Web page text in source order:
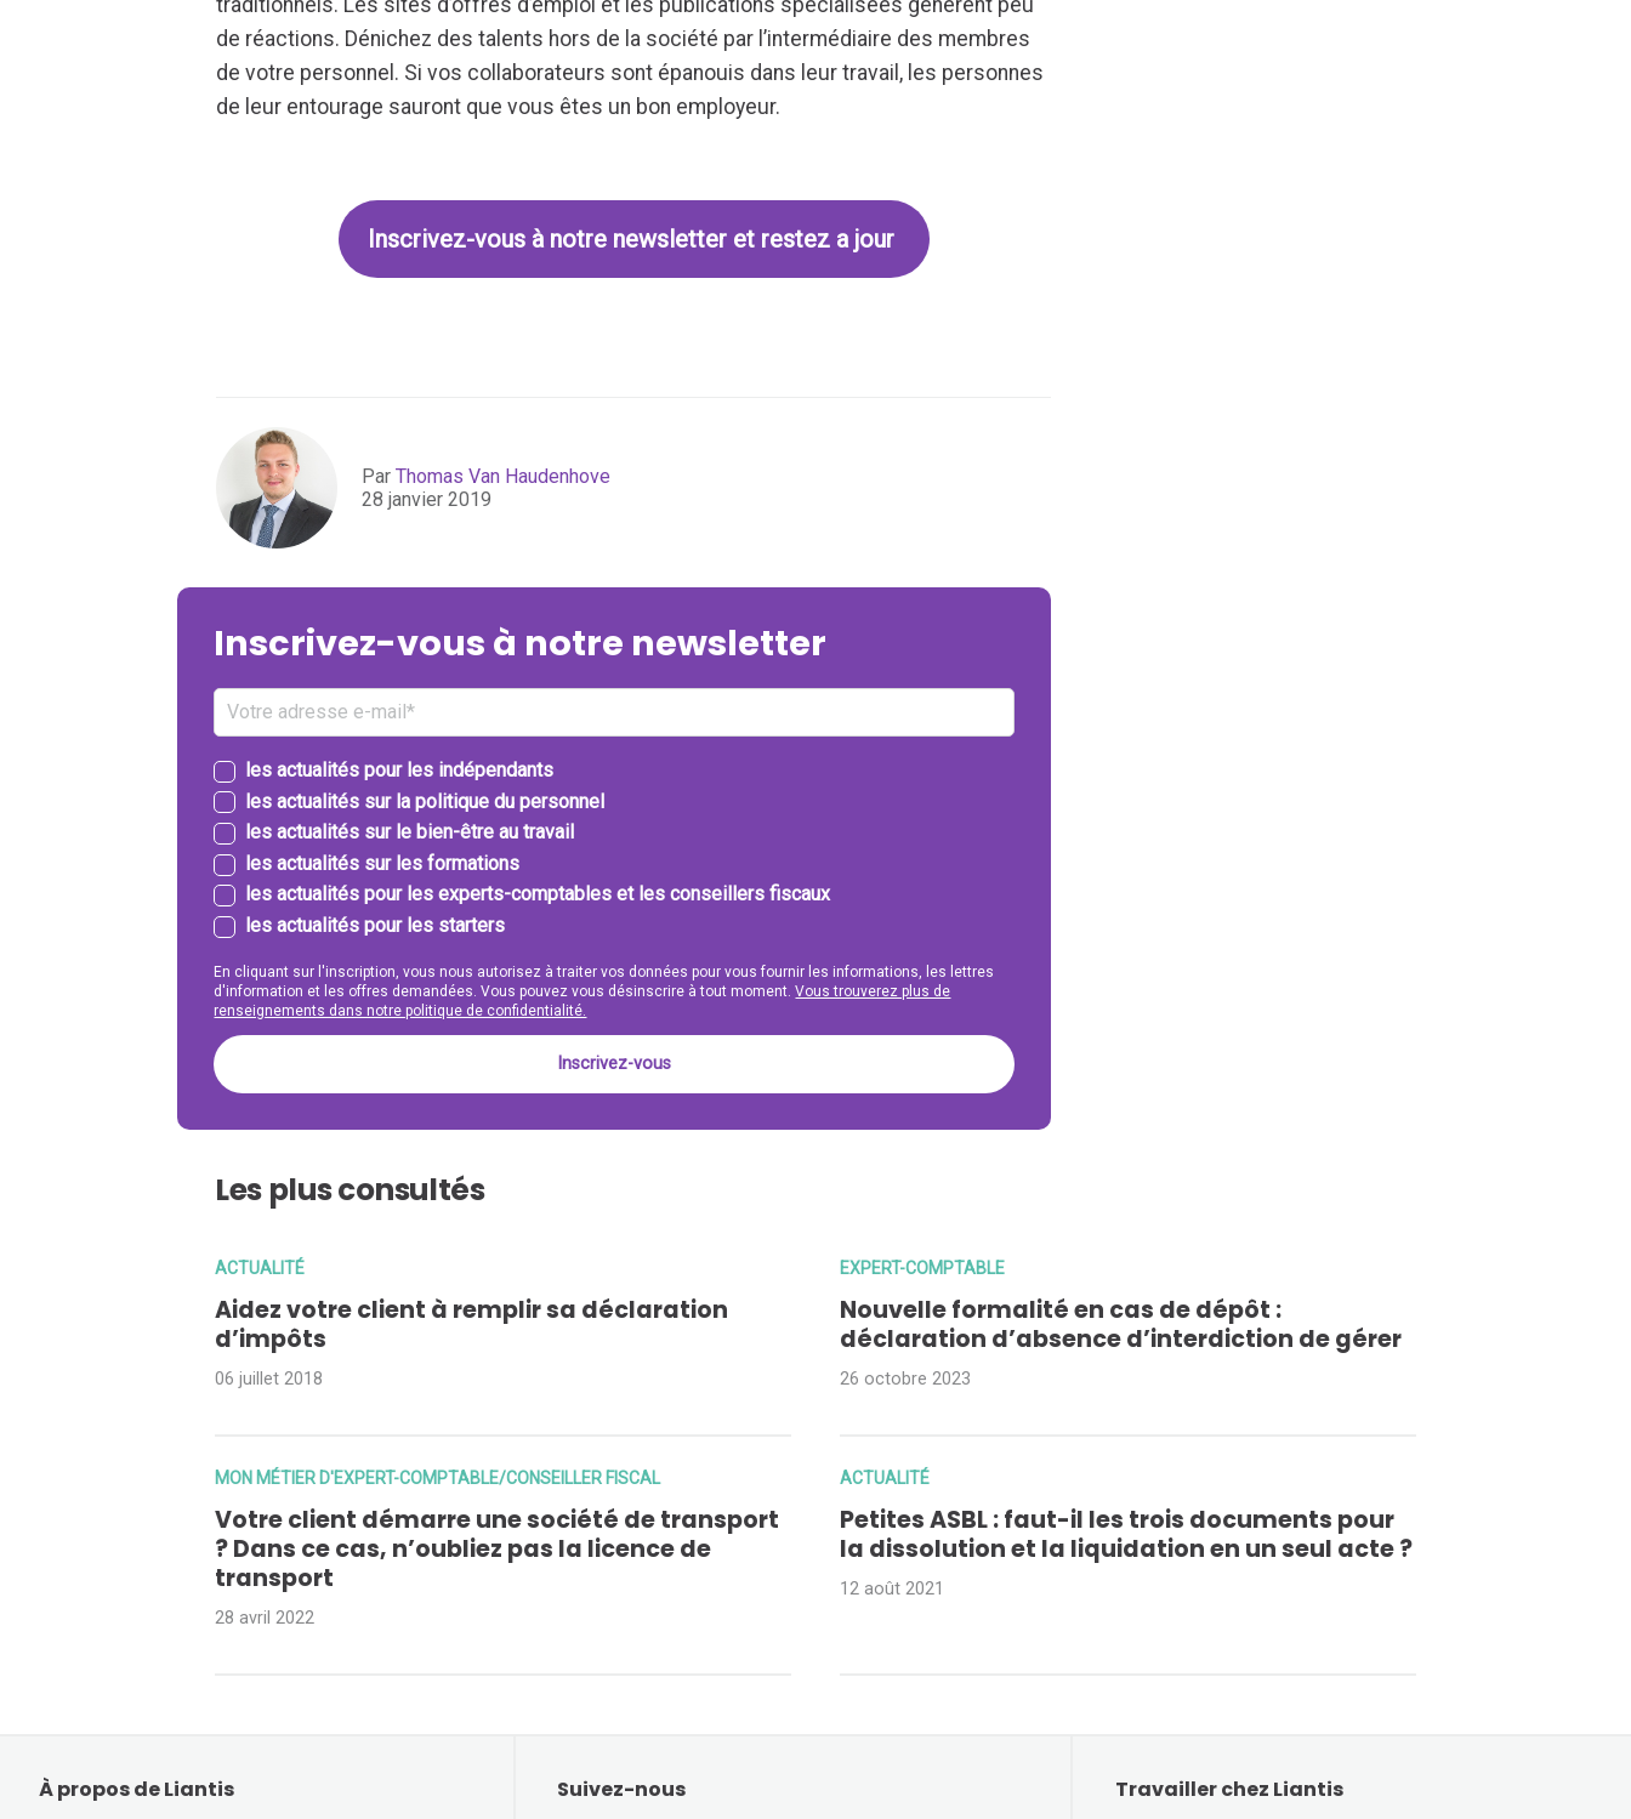
de réactions. Dénichez des talents hors de la société par l’intermédiaire des membres
de votre personnel. Si vos collaborateurs sont épanouis dans leur travail, les personnes
de leur entourage sauront que vous êtes un bon employeur.
Inscrivez-vous à notre newsletter et restez a jour
ParThomas Van Haudenhove
28 janvier 2019
Inscrivez-vous à notre newsletter
les actualités pour les indépendants
les actualités sur la politique du personnel
les actualités sur le bien-être au travail
les actualités sur les formations
les actualités pour les experts-comptables et les conseillers fiscaux
les actualités pour les starters
En cliquant sur l'inscription, vous nous autorisez à traiter vos données pour vous fournir les informations, les lettres
d'information et les offres demandées. Vous pouvez vous désinscrire à tout moment.Vous trouverez plus de
renseignements dans notre politique de confidentialité.
Les plus consultés
ACTUALITÉ
Aidez votre client à remplir sa déclaration
d’impôts
06 juillet 2018
EXPERT-COMPTABLE
Nouvelle formalité en cas de dépôt :
déclaration d’absence d’interdiction de gérer
26 octobre 2023
MON MÉTIER D'EXPERT-COMPTABLE/CONSEILLER FISCAL
Votre client démarre une société de transport
? Dans ce cas, n’oubliez pas la licence de
transport
28 avril 2022
ACTUALITÉ
Petites ASBL : faut-il les trois documents pour
la dissolution et la liquidation en un seul acte ?
12 août 2021
À propos de Liantis Suivez-nous Travailler chez Liantis